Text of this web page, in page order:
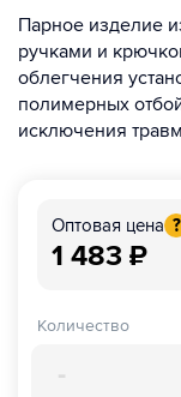
Парное изделие
ручками и
облегчения
полимерных
исключения
Оптовая цена ?
1 483 ₽
Количество
-